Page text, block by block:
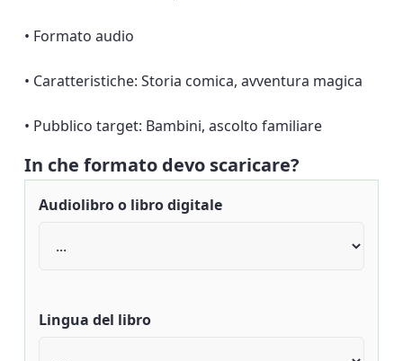
• Formato audio
• Caratteristiche: Storia comica, avventura magica
• Pubblico target: Bambini, ascolto familiare
In che formato devo scaricare?
Audiolibro o libro digitale
Lingua del libro